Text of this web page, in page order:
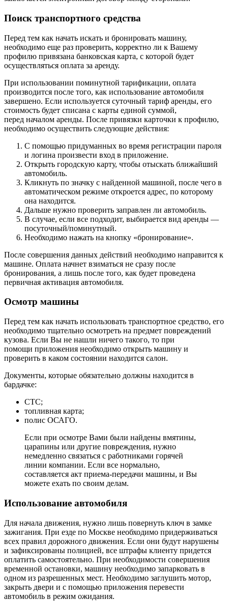
Поиск транспортного средства
Перед тем как начать искать и бронировать машину,
необходимо еще раз проверить, корректно ли к Вашему
профилю привязана банковская карта, с которой будет
осуществляться оплата за аренду.
При использовании поминутной тарификации, оплата
производится после того, как использование автомобиля
завершено. Если используется суточный тариф аренды, его
стоимость будет списана с карты единой суммой,
перед началом аренды. После привязки карточки к профилю,
необходимо осуществить следующие действия:
С помощью придуманных во время регистрации пароля
и логина произвести вход в приложение.
Открыть городскую карту, чтобы отыскать ближайший
автомобиль.
Кликнуть по значку с найденной машиной, после чего в
автоматическом режиме откроется адрес, по которому
она находится.
Дальше нужно проверить заправлен ли автомобиль.
В случае, если все подходит, выбирается вид аренды —
посуточный/поминутный.
Необходимо нажать на кнопку «бронирование».
После совершения данных действий необходимо направится к
машине. Оплата начнет взиматься не сразу после
бронирования, а лишь после того, как будет проведена
первичная активация автомобиля.
Осмотр машины
Перед тем как начать использовать транспортное средство, его
необходимо тщательно осмотреть на предмет повреждений
кузова. Если Вы не нашли ничего такого, то при
помощи приложения необходимо открыть машину и
проверить в каком состоянии находится салон.
Документы, которые обязательно должны находится в
бардачке:
СТС;
топливная карта;
полис ОСАГО.
Если при осмотре Вами были найдены вмятины,
царапины или другие повреждения, нужно
немедленно связаться с работниками горячей
линии компании. Если все нормально,
составляется акт приема-передачи машины, и Вы
можете ехать по своим делам.
Использование автомобиля
Для начала движения, нужно лишь повернуть ключ в замке
зажигания. При езде по Москве необходимо придерживаться
всех правил дорожного движения. Если они будут нарушены
и зафиксированы полицией, все штрафы клиенту придется
оплатить самостоятельно. При необходимости совершения
временной остановки, машину необходимо запарковать в
одном из разрешенных мест. Необходимо заглушить мотор,
закрыть двери и с помощью приложения перевести
автомобиль в режим ожидания.